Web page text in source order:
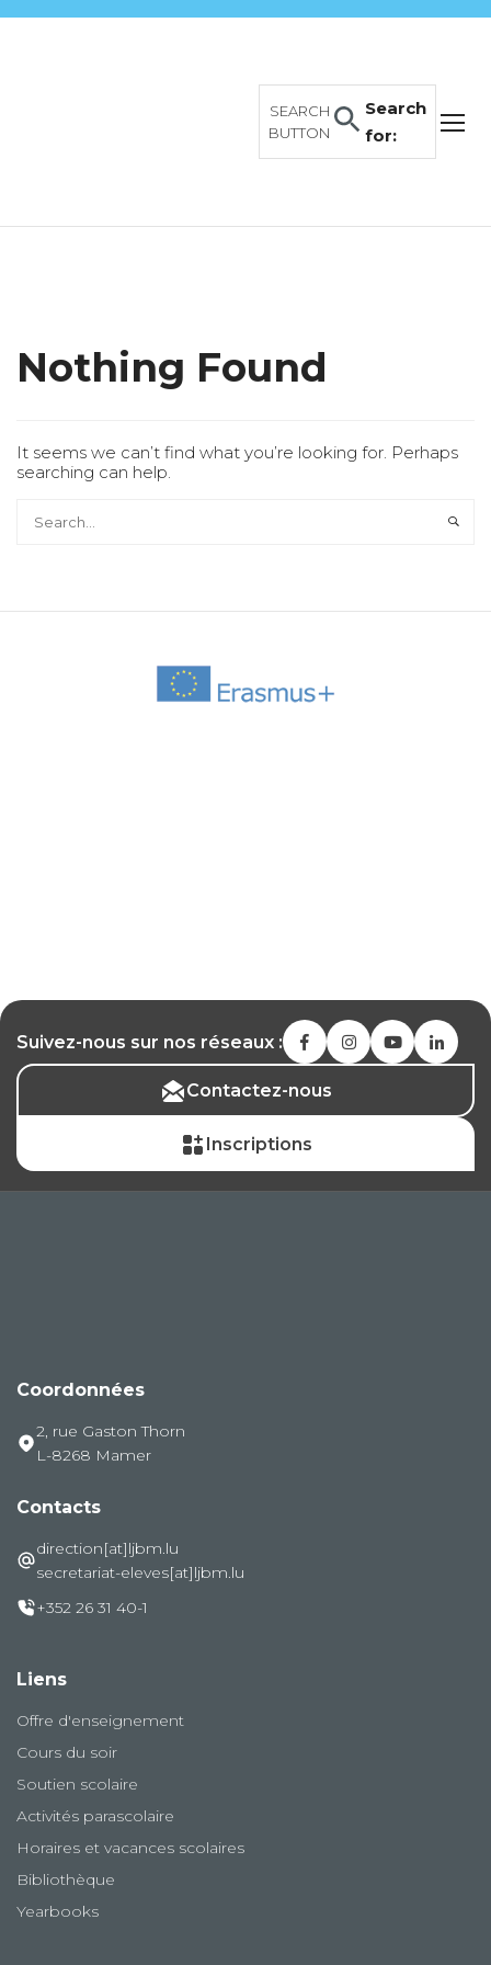
Search
for:
SEARCH
BUTTON
Nothing Found
It seems we can’t find what you’re looking for. Perhaps
searching can help.
Suivez-nous sur nos réseaux :
Contactez-nous
Inscriptions
Coordonnées
2, rue Gaston Thorn
L-8268 Mamer
Contacts
direction[at]ljbm.lu
secretariat-eleves[at]ljbm.lu
+352 26 31 40-1
Liens
Offre d'enseignement
Cours du soir
Soutien scolaire
Activités parascolaire
Horaires et vacances scolaires
Bibliothèque
Yearbooks